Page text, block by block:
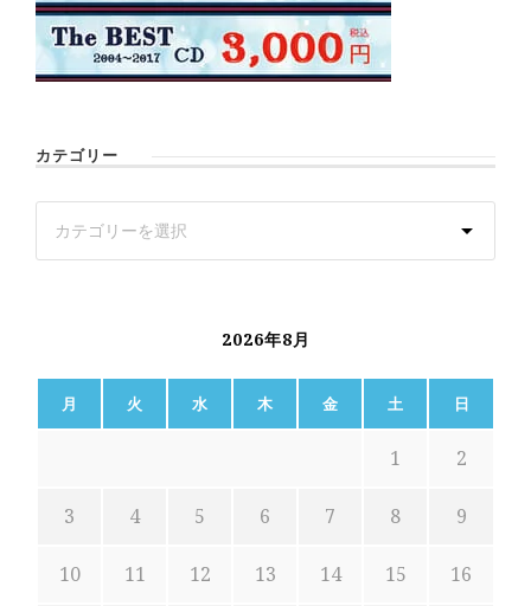
カテゴリー
2026年8月
月 火 水 木 金 土 日
1 2
3 4 5 6 7 8 9
10 11 12 13 14 15 16